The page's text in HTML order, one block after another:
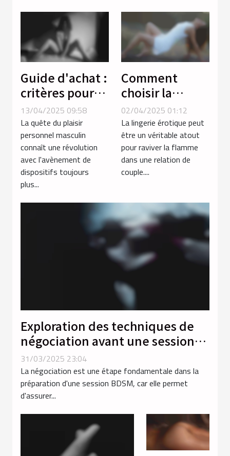
Guide d'achat :
critères pour
sélectionner le
meilleur
masturbateur
masculin
13/04/2025 09:58
La quête du plaisir
personnel masculin
connaît une révolution
avec l'avènement de
dispositifs toujours
plus...
Comment
choisir la
lingerie
érotique idéale
pour
dynamiser la
relation de
couple
02/04/2025 01:12
La lingerie érotique peut
être un véritable atout
pour raviver la flamme
dans une relation de
couple....
Exploration des techniques de
négociation avant une session
BDSM
31/03/2025 23:04
La négociation est une étape fondamentale dans la
préparation d'une session BDSM, car elle permet
d'assurer...